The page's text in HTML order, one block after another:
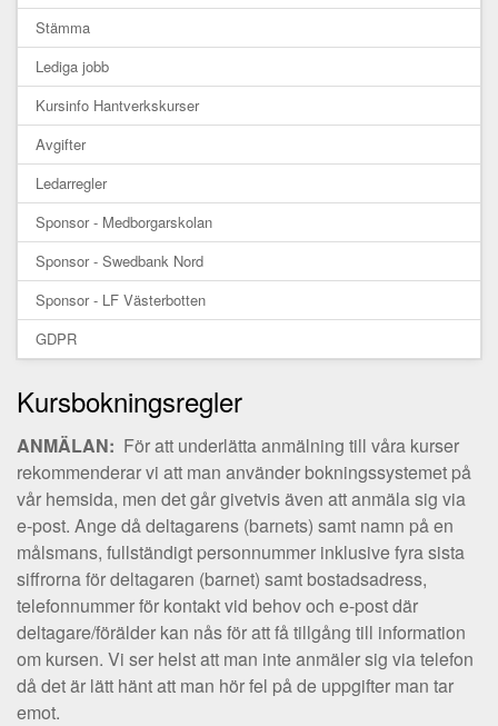
Stämma
Lediga jobb
Kursinfo Hantverkskurser
Avgifter
Ledarregler
Sponsor - Medborgarskolan
Sponsor - Swedbank Nord
Sponsor - LF Västerbotten
GDPR
Kursbokningsregler
ANMÄLAN: För att underlätta anmälning till våra kurser
rekommenderar vi att man använder bokningssystemet på
vår hemsida, men det går givetvis även att anmäla sig via
e-post. Ange då deltagarens (barnets) samt namn på en
målsmans, fullständigt personnummer inklusive fyra sista
siffrorna för deltagaren (barnet) samt bostadsadress,
telefonnummer för kontakt vid behov och e-post där
deltagare/förälder kan nås för att få tillgång till information
om kursen. Vi ser helst att man inte anmäler sig via telefon
då det är lätt hänt att man hör fel på de uppgifter man tar
emot.